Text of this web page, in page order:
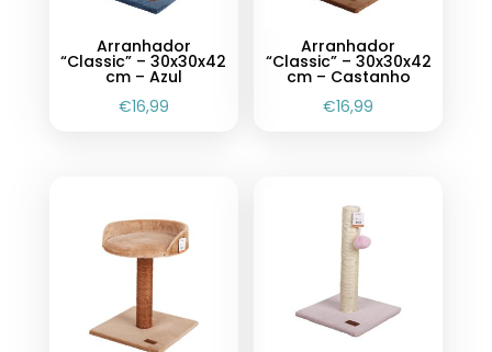
Arranhador
“Classic” – 30x30x42
cm – Azul
€16,99
Arranhador
“Classic” – 30x30x42
cm – Castanho
€16,99